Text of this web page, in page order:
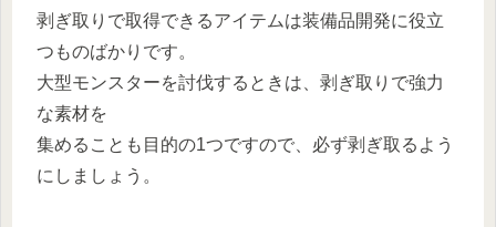
剥ぎ取りで取得できるアイテムは装備品開発に役立
つものばかりです。
大型モンスターを討伐するときは、剥ぎ取りで強力
な素材を
集めることも目的の1つですので、必ず剥ぎ取るよう
にしましょう。